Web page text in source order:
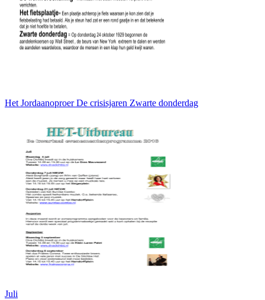
Het Jordaanoproer De crisisjaren Zwarte donderdag
Juli